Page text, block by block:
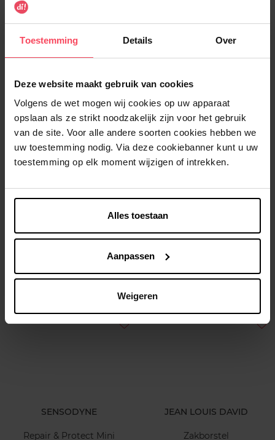
Toestemming Details Over
Deze website maakt gebruik van cookies
Volgens de wet mogen wij cookies op uw apparaat
opslaan als ze strikt noodzakelijk zijn voor het gebruik
van de site. Voor alle andere soorten cookies hebben we
uw toestemming nodig. Via deze cookiebanner kunt u uw
toestemming op elk moment wijzigen of intrekken.
Alles toestaan
Aanpassen
Weigeren
Micellair Reinigingswater
Gevoelige huid - Reisformaat
Reinigingsgel Tandpasta
BOROTALCO
Original Spray - Mini
PARODONTAX
SENSODYNE
Repair & Protect Mini
JEAN LOUIS DAVID
Zakborstel